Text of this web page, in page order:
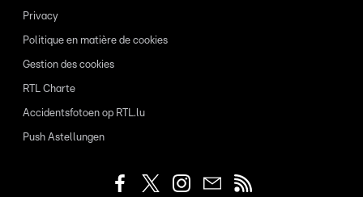
Privacy
Politique en matière de cookies
Gestion des cookies
RTL Charte
Accidentsfotoen op RTL.lu
Push Astellungen